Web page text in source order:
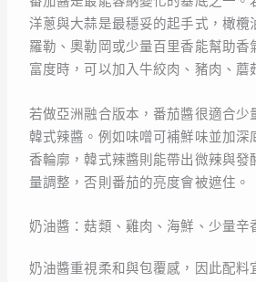
洋蔥與大蒜是最穩妥的起手式，橄欖
羅勒、奧勒岡或少量百里香能幫助香
富度時，可以加入牛絞肉、豬肉、蘑
若做亞洲融合版本，番茄醬很適合少
韓式辣醬。例如味噌可補鮮味並加深
香輪廓，韓式辣醬則能帶出微辣與發
量調整，否則番茄的亮度會被遮住。
奶油醬：菇類、雞肉、海鮮、少量辛
奶油醬重視柔和與包覆感，因此配料